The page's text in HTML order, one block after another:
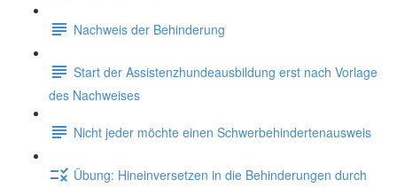
Nachweis der Behinderung
Start der Assistenzhundeausbildung erst nach Vorlage
des Nachweises
Nicht jeder möchte einen Schwerbehindertenausweis
Übung: Hineinversetzen in die Behinderungen durch